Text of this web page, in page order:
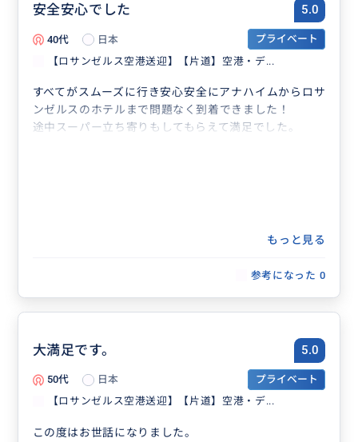
安全安心でした 5.0
40代 日本
プライベート
【ロサンゼルス空港送迎】【片道】空港・デ...
すべてがスムーズに行き安心安全にアナハイムからロサ
ンゼルスのホテルまで問題なく到着できました！
途中スーパー立ち寄りもしてもらえて満足でした。
もっと見る
参考になった 0
大満足です。 5.0
50代 日本
プライベート
【ロサンゼルス空港送迎】【片道】空港・デ...
この度はお世話になりました。